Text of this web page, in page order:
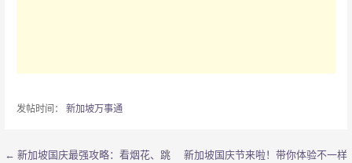
发帖时间： 新加坡万事通
← 新加坡国庆最强攻略：看烟花、跳
新加坡国庆节来啦！带你体验不一样